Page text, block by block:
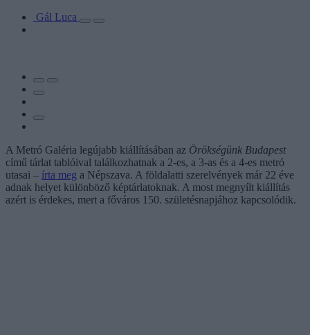
Gál Luca
A Metró Galéria legújabb kiállításában az Örökségünk Budapest
című tárlat tablóival találkozhatnak a 2-es, a 3-as és a 4-es metró
utasai – írta meg a Népszava. A földalatti szerelvények már 22 éve
adnak helyet különböző képtárlatoknak. A most megnyílt kiállítás
azért is érdekes, mert a főváros 150. születésnapjához kapcsolódik.